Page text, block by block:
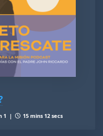
1 | 15 mins 12 secs